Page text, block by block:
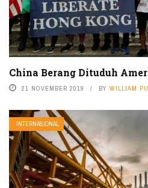
China Berang Dituduh
21 NOVEMBER 2019 BY WILLIAM
INTERNASIONAL